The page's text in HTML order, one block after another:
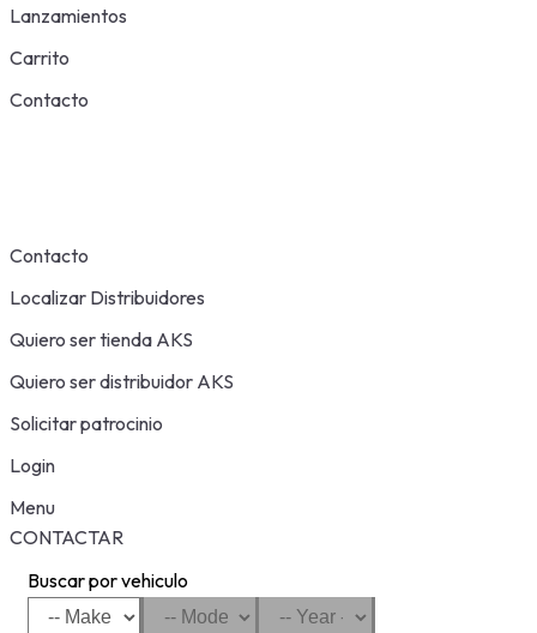
Lanzamientos
Carrito
Contacto
Contacto
Localizar Distribuidores
Quiero ser tienda AKS
Quiero ser distribuidor AKS
Solicitar patrocinio
Login
Menu
CONTACTAR
Buscar por vehiculo